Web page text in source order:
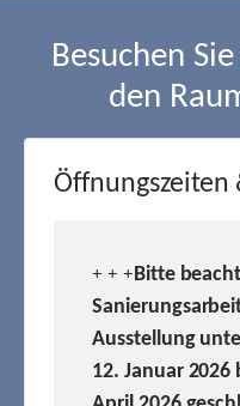
Besuchen
den
Öffnungszeiten
+ + +Bitte
Ausstellung
12. Januar 2026